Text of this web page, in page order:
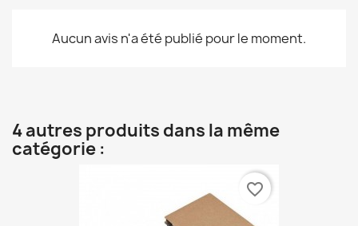
Aucun avis n'a été publié pour le moment.
4 autres produits dans la même
catégorie :
favorite_border